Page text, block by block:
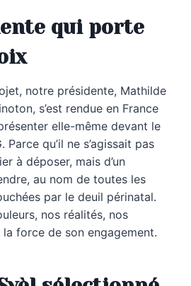
qui porte
notre présidente, Mathilde
s’est rendue en France
elle-même devant le
Parce qu’il ne s’agissait pas
à déposer, mais d’un
au nom de toutes les
par le deuil périnatal.
nos réalités, nos
force de son engagement.